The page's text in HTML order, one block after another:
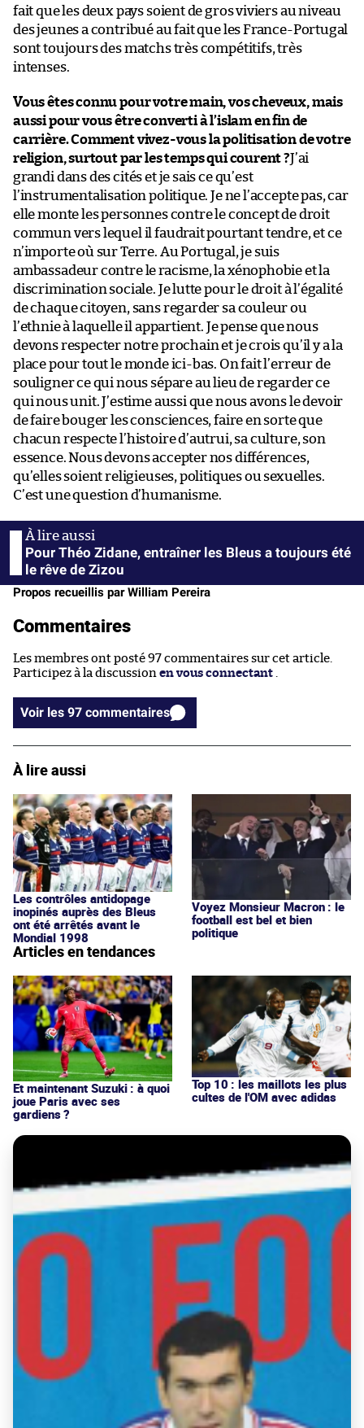
fait que les deux pays soient de gros viviers au niveau
des jeunes a contribué au fait que les France-Portugal
sont toujours des matchs très compétitifs, très
intenses.
Vous êtes connu pour votre main, vos cheveux, mais
aussi pour vous être converti à l’islam en fin de
carrière. Comment vivez-vous la politisation de votre
religion, surtout par les temps qui courent ?J’ai
grandi dans des cités et je sais ce qu’est
l’instrumentalisation politique. Je ne l’accepte pas, car
elle monte les personnes contre le concept de droit
commun vers lequel il faudrait pourtant tendre, et ce
n’importe où sur Terre. Au Portugal, je suis
ambassadeur contre le racisme, la xénophobie et la
discrimination sociale. Je lutte pour le droit à l’égalité
de chaque citoyen, sans regarder sa couleur ou
l’ethnie à laquelle il appartient. Je pense que nous
devons respecter notre prochain et je crois qu’il y a la
place pour tout le monde ici-bas. On fait l’erreur de
souligner ce qui nous sépare au lieu de regarder ce
qui nous unit. J’estime aussi que nous avons le devoir
de faire bouger les consciences, faire en sorte que
chacun respecte l’histoire d’autrui, sa culture, son
essence. Nous devons accepter nos différences,
qu’elles soient religieuses, politiques ou sexuelles.
C’est une question d’humanisme.
Pour Théo Zidane, entraîner les Bleus a toujours été
le rêve de Zizou
Propos recueillis par William Pereira
Commentaires
Les membres ont posté 97 commentaires sur cet article.
Participez à la discussion en vous connectant
Voir les 97 commentaires
À lire aussi
Les contrôles antidopage
inopinés auprès des Bleus
ont été arrêtés avant le
Mondial 1998
Voyez Monsieur Macron : le
football est bel et bien
politique
Articles en tendances
Et maintenant Suzuki : à quoi
joue Paris avec ses
gardiens ?
Top 10 : les maillots les plus
cultes de l'OM avec adidas